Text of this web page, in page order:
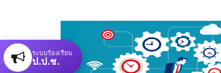
ระบบร้องเรียน
ป.ป.ช.